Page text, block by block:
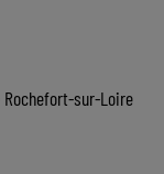
Rochefort-sur-Loire